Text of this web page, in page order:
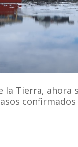
Tierra, ahora
confirmados